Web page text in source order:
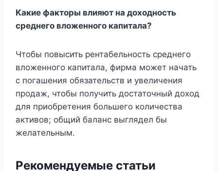
Какие факторы влияют на доходность
среднего вложенного капитала?
Чтобы повысить рентабельность среднего
вложенного капитала, фирма может начать
с погашения обязательств и увеличения
продаж, чтобы получить достаточный доход
для приобретения большего количества
активов; общий баланс выглядел бы
желательным.
Рекомендуемые статьи